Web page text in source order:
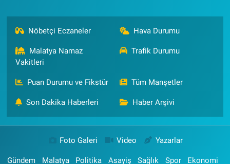
Nöbetçi Eczaneler Hava Durumu
Malatya Namaz
Vakitleri
Trafik Durumu
Puan Durumu ve Fikstür Tüm Manşetler
Son Dakika Haberleri Haber Arşivi
Foto Galeri Video Yazarlar
Gündem Malatya Politika Asayiş Sağlık Spor Ekonomi